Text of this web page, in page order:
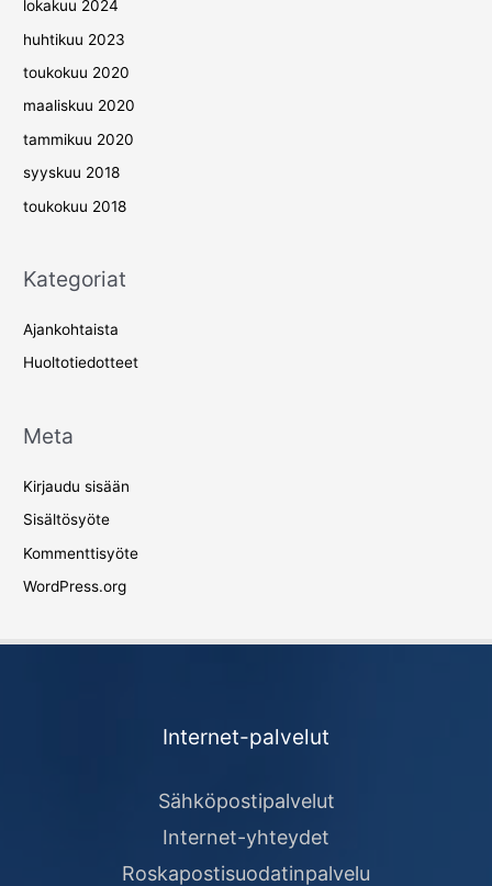
lokakuu 2024
huhtikuu 2023
toukokuu 2020
maaliskuu 2020
tammikuu 2020
syyskuu 2018
toukokuu 2018
Kategoriat
Ajankohtaista
Huoltotiedotteet
Meta
Kirjaudu sisään
Sisältösyöte
Kommenttisyöte
WordPress.org
Internet-palvelut
Sähköpostipalvelut
Internet-yhteydet
Roskapostisuodatinpalvelu